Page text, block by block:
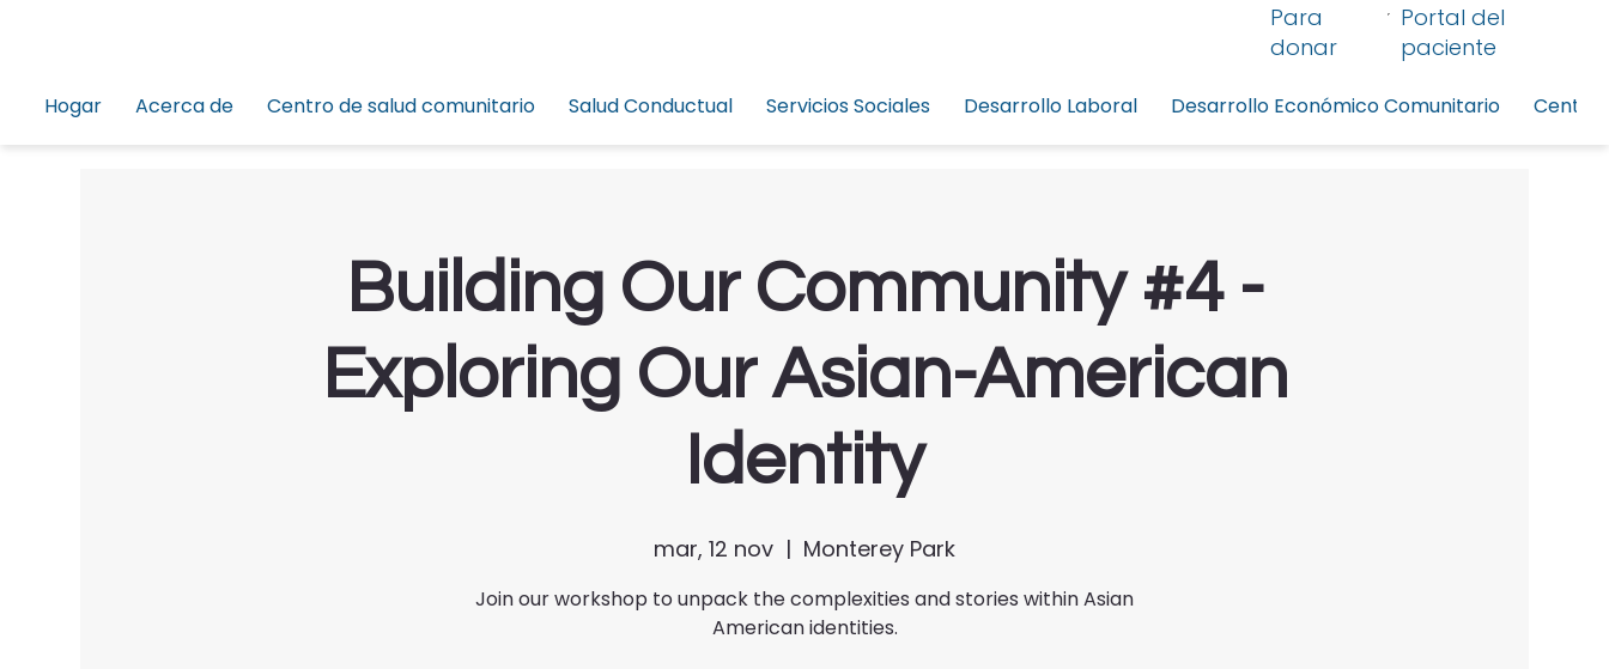
Hogar Acerca de Centro de salud comunitario Salud Conductual Servicios Sociales Desarrollo Laboral Desarrollo Económico Comunitario Centro
Para
donar
Portal del
paciente
Building Our Community #4 -
Exploring Our Asian-American
Identity
mar, 12 nov
  |
Monterey Park
Join our workshop to unpack the complexities and stories within Asian